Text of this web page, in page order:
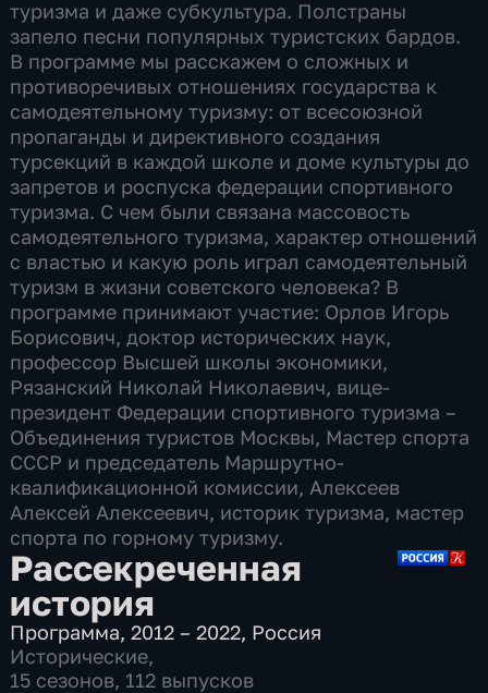
туризма и даже субкультура. Полстраны
запело песни популярных туристских бардов.
В программе мы расскажем о сложных и
противоречивых отношениях государства к
самодеятельному туризму: от всесоюзной
пропаганды и директивного создания
турсекций в каждой школе и доме культуры до
запретов и роспуска федерации спортивного
туризма. С чем были связана массовость
самодеятельного туризма, характер отношений
с властью и какую роль играл самодеятельный
туризм в жизни советского человека? В
программе принимают участие: Орлов Игорь
Борисович, доктор исторических наук,
профессор Высшей школы экономики,
Рязанский Николай Николаевич, вице-
президент Федерации спортивного туризма –
Объединения туристов Москвы, Мастер спорта
СССР и председатель Маршрутно-
квалификационной комиссии, Алексеев
Алексей Алексеевич, историк туризма, мастер
спорта по горному туризму.
Рассекреченная
история
Программа,2012 – 2022, Россия
Исторические,
15 сезонов, 112 выпусков